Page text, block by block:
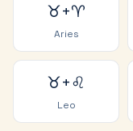
♉+♈
Aries
♉+♌
Leo